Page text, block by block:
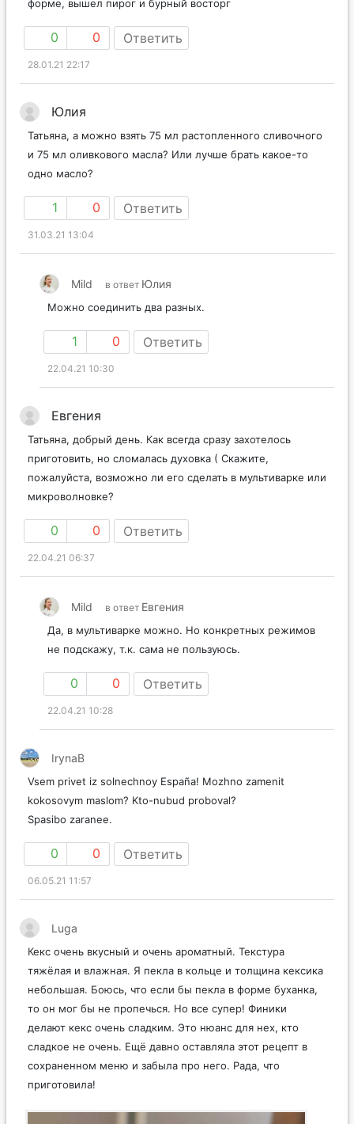
форме, вышел пирог и бурный восторг
0 0 Ответить
28.01.21 22:17
Юлия
Татьяна, а можно взять 75 мл растопленного сливочного
и 75 мл оливкового масла? Или лучше брать какое-то
одно масло?
1 0 Ответить
31.03.21 13:04
Mild в ответ Юлия
Можно соединить два разных.
1 0 Ответить
22.04.21 10:30
Евгения
Татьяна, добрый день. Как всегда сразу захотелось
приготовить, но сломалась духовка ( Скажите,
пожалуйста, возможно ли его сделать в мультиварке или
микроволновке?
0 0 Ответить
22.04.21 06:37
Mild в ответ Евгения
Да, в мультиварке можно. Но конкретных режимов
не подскажу, т.к. сама не пользуюсь.
0 0 Ответить
22.04.21 10:28
IrynaB
Vsem privet iz solnechnoy España! Mozhno zamenit
kokosovym maslom? Kto-nubud proboval?
Spasibo zaranee.
0 0 Ответить
06.05.21 11:57
Luga
Кекс очень вкусный и очень ароматный. Текстура
тяжёлая и влажная. Я пекла в кольце и толщина кексика
небольшая. Боюсь, что если бы пекла в форме буханка,
то он мог бы не пропечься. Но все супер! Финики
делают кекс очень сладким. Это нюанс для нех, кто
сладкое не очень. Ещё давно оставляла этот рецепт в
сохраненном меню и забыла про него. Рада, что
приготовила!